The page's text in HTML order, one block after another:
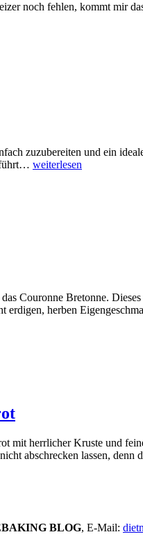
noch fehlen, kommt mir
zuzubereiten und ein
führt… weiterlesen
Couronne Bretonne.
erdigen, herben
mit herrlicher Kruste und
abschrecken lassen, denn
BLOG, E-Mail: